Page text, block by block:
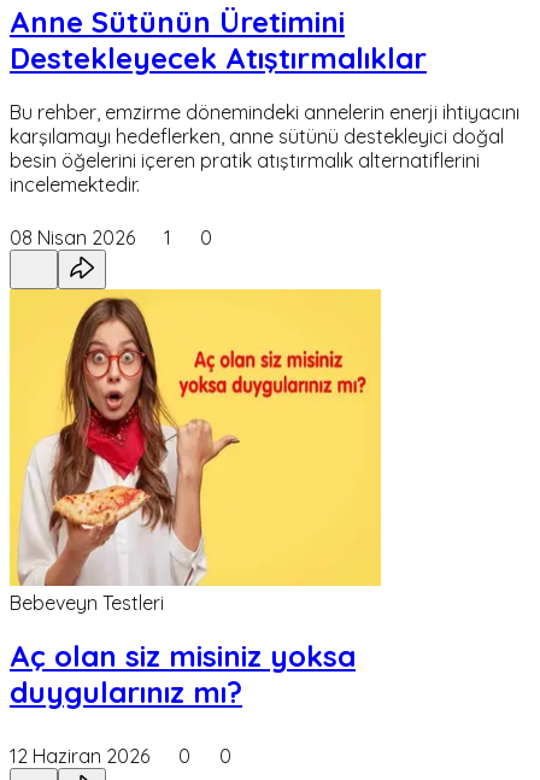
Anne Sütünün Üretimini
Destekleyecek Atıştırmalıklar
Bu rehber, emzirme dönemindeki annelerin enerji ihtiyacını
karşılamayı hedeflerken, anne sütünü destekleyici doğal
besin öğelerini içeren pratik atıştırmalık alternatiflerini
incelemektedir.
08 Nisan 2026 1 0
Bebeveyn Testleri
Aç olan siz misiniz yoksa
duygularınız mı?
12 Haziran 2026 0 0